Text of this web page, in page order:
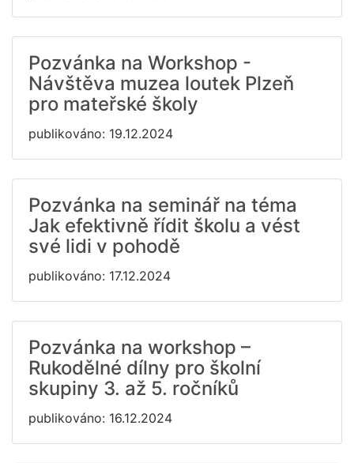
Pozvánka na Workshop -
Návštěva muzea loutek Plzeň
pro mateřské školy
publikováno: 19.12.2024
Pozvánka na seminář na téma
Jak efektivně řídit školu a vést
své lidi v pohodě
publikováno: 17.12.2024
Pozvánka na workshop –
Rukodělné dílny pro školní
skupiny 3. až 5. ročníků
publikováno: 16.12.2024